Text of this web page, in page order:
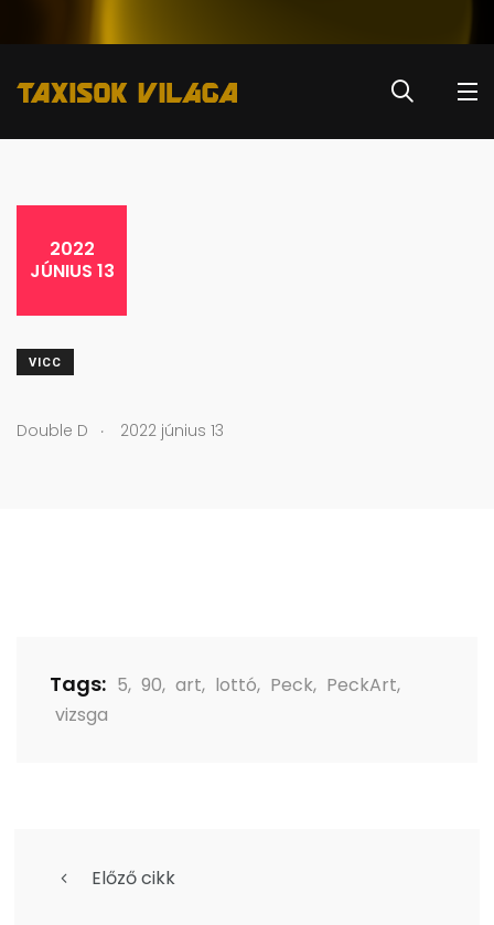
2022
JÚNIUS 13
VICC
Double D . 2022 június 13
Tags: 5, 90, art, lottó, Peck, PeckArt,
vizsga
Előző cikk